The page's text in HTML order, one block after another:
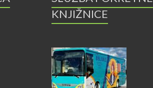
KNJIŽNICE